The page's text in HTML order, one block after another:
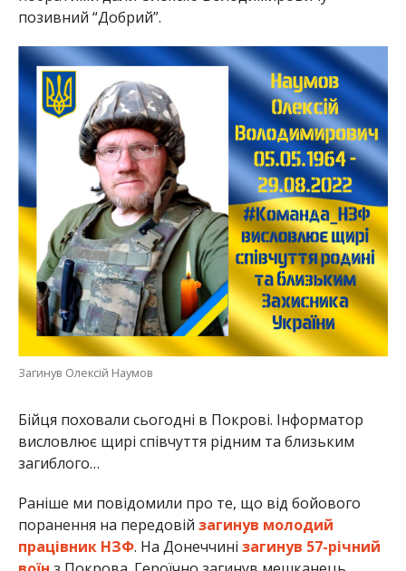
Загинув Олексій Наумов
Бійця поховали сьогодні в Покрові. Інформатор
висловлює щирі співчуття рідним та близьким
загиблого…
Раніше ми повідомили про те, що від бойового
поранення на передовійзагинув молодий
працівник НЗФ. На Донеччинізагинув 57-річний
воїнз Покрова. Героїчно загинув мешканець
Нікополя Петро Завальний. Детальнішетут.
МІТКИ: ЖИЗНЬ,НОВОСТИ НИКОПОЛЯ, ПРОИСШЕСТВИЕ